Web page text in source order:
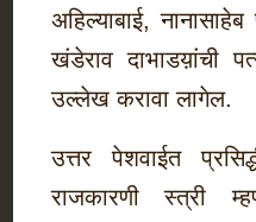
अहिल्याबाई, नानासाहेब
खंडेराव दाभाडय़ांची
उल्लेख करावा लागेल.
उत्तर पेशवाईत
राजकारणी स्त्री